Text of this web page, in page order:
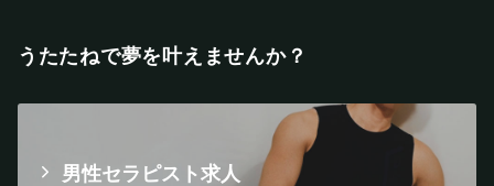
うたたねで夢を叶えませんか？
男性セラピスト求人